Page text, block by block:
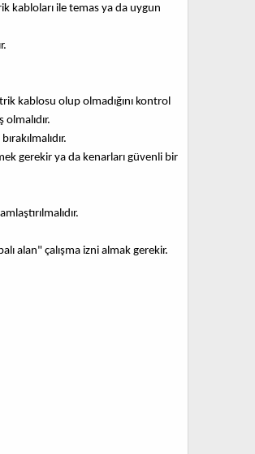
kabloları ile temas ya da uygun
kablosu olup olmadığını kontrol
gerekir ya da kenarları güvenli bir
alan" çalışma izni almak gerekir.